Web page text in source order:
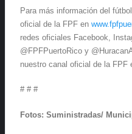
Para más información del
oficial de la FPF en
redes oficiales Facebook,
@FPFPuertoRico y
nuestro canal oficial de la FPF
# # #
Fotos: Suministradas/